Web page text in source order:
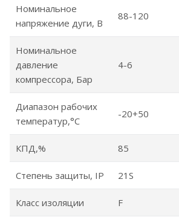
Номинальное
напряжение дуги, В
88-120
Номинальное
давление
компрессора, Бар
4-6
Диапазон рабочих
температур,°С
-20+50
КПД,% 85
Степень защиты, IP 21S
Класс изоляции F